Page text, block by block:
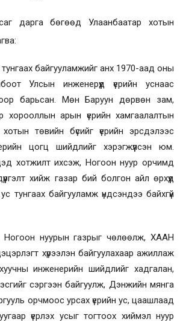
дарга бөгөөд Улаанбаатар хотын
байгууламжийг анх 1970-аад оны
Улсын инженерүүд үерийн уснаас
барьсан. Мөн Баруун дөрвөн зам,
хорооллын арын үерийн хамгаалалтын
төвийн бүсийг үерийн эрсдэлээс
цогц шийдлийг хэрэгжүүлсэн юм.
хотжилт ихсэж, Ногоон нуур орчимд
хийж газар бий болгон айл өрхүүд
тунгаах байгууламж үндсэндээ байхгүй
Ногоон нуурын газрыг чөлөөлж, ХААН
хүрээлэн байгуулахаар ажиллаж
инженерийн шийдлийг хадгалан,
сэргээн байгуулж, Дэнжийн мянга
орчмоос урсах үерийн ус, цаашлаад
үерлэх усыг тогтоох хиймэл нуур